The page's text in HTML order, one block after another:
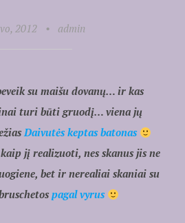
2012 • admin
su maišu dovanų… ir kas
turi būti gruodį… viena jų
Daivutės keptas batonas
jį realizuoti, nes skanus jis ne
bet ir nerealiai skaniai su
pagal vyrus